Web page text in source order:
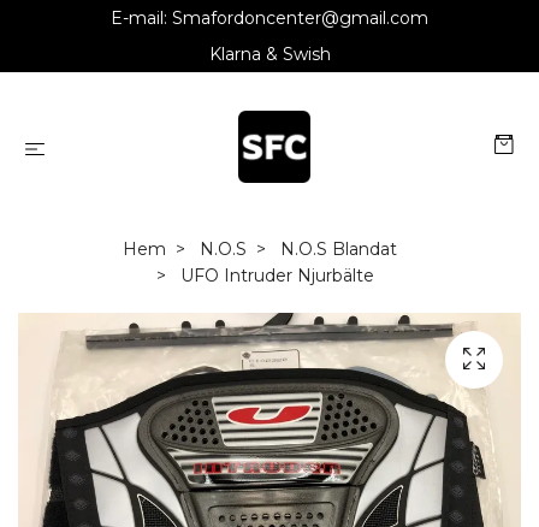
E-mail: Smafordoncenter@gmail.com
Klarna & Swish
Hem N.O.S
N.O.S Blandat
UFO Intruder Njurbälte